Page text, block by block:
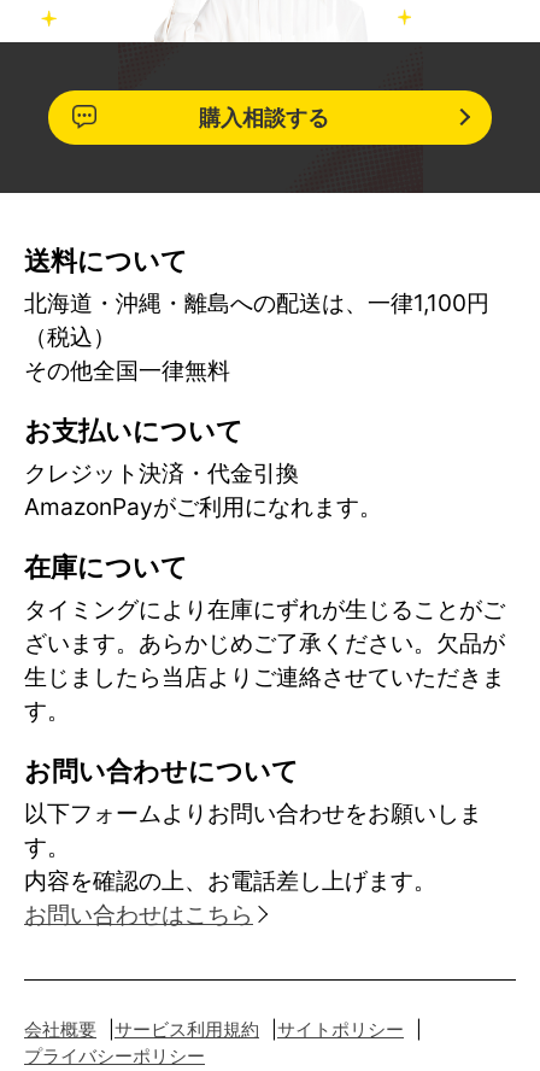
購入相談する
送料について
北海道・沖縄・離島への配送は、一律1,100円
（税込）
その他全国一律無料
お支払いについて
クレジット決済・代金引換
AmazonPayがご利用になれます。
在庫について
タイミングにより在庫にずれが生じることがご
ざいます。あらかじめご了承ください。欠品が
生じましたら当店よりご連絡させていただきま
す。
お問い合わせについて
以下フォームよりお問い合わせをお願いしま
す。
内容を確認の上、お電話差し上げます。
お問い合わせはこちら
会社概要 サービス利用規約
サイトポリシー
プライバシーポリシー